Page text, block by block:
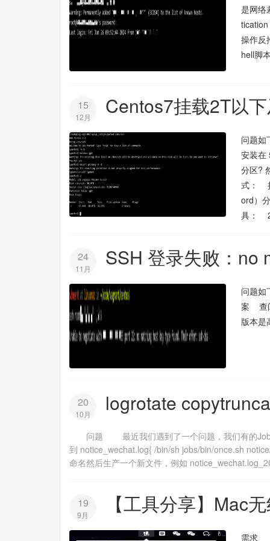
是网络
操作反
hell脚
15
12月 Centos7挂载2T以
问题如
安装在
分区?
式：
ord）
具：
24
11月 SSH 登录失败：no
问题
案 查
版本是
20
10月 logrotate
问题 最近我们遇到了一个问题，我们有的Job是
到 notice_wechat.log{ /bin/sh jobs/bin/once.sh
命名然后生产一个新文件，例如
19
9月 【工具分享】Mac
需求